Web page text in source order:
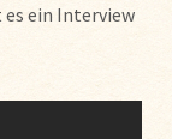
ein Interview